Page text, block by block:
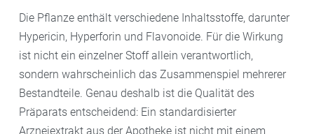
Die Pflanze enthält verschiedene Inhaltsstoffe, darunter
Hypericin, Hyperforin und Flavonoide. Für die Wirkung
ist nicht ein einzelner Stoff allein verantwortlich,
sondern wahrscheinlich das Zusammenspiel mehrerer
Bestandteile. Genau deshalb ist die Qualität des
Präparats entscheidend: Ein standardisierter
Arzneiextrakt aus der Apotheke ist nicht mit einem